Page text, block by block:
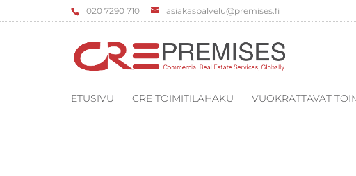
‌020 7290 710 asiakaspalvelu@premises.fi
ETUSIVU CRE TOIMITILAHAKU VUOKRATTAVAT